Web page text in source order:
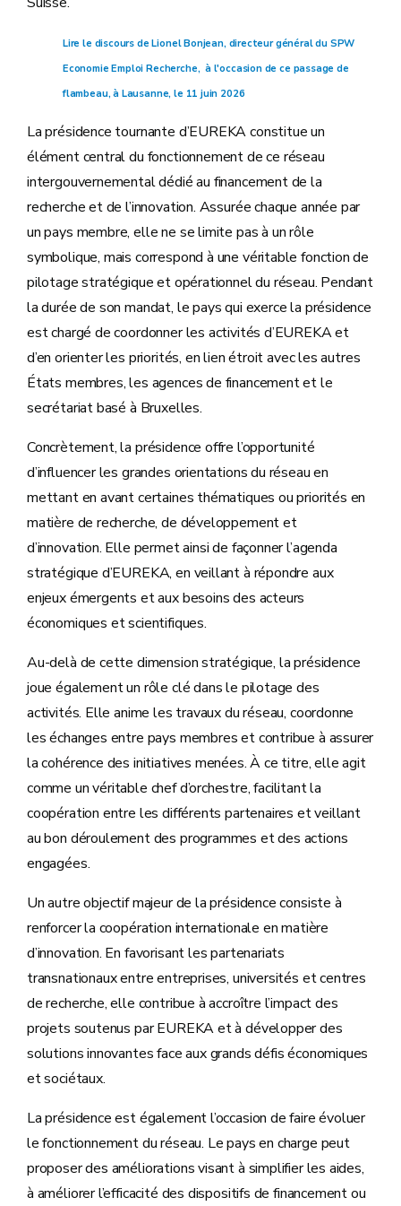
Lire le discours de Lionel Bonjean, directeur général du SPW
Economie Emploi Recherche, à l'occasion de ce passage de
flambeau, à Lausanne, le 11 juin 2026
La présidence tournante d’EUREKA constitue un
élément central du fonctionnement de ce réseau
intergouvernemental dédié au financement de la
recherche et de l’innovation. Assurée chaque année par
un pays membre, elle ne se limite pas à un rôle
symbolique, mais correspond à une véritable fonction de
pilotage stratégique et opérationnel du réseau. Pendant
la durée de son mandat, le pays qui exerce la présidence
est chargé de coordonner les activités d’EUREKA et
d’en orienter les priorités, en lien étroit avec les autres
États membres, les agences de financement et le
secrétariat basé à Bruxelles.
Concrètement, la présidence offre l’opportunité
d’influencer les grandes orientations du réseau en
mettant en avant certaines thématiques ou priorités en
matière de recherche, de développement et
d’innovation. Elle permet ainsi de façonner l’agenda
stratégique d’EUREKA, en veillant à répondre aux
enjeux émergents et aux besoins des acteurs
économiques et scientifiques.
Au-delà de cette dimension stratégique, la présidence
joue également un rôle clé dans le pilotage des
activités. Elle anime les travaux du réseau, coordonne
les échanges entre pays membres et contribue à assurer
la cohérence des initiatives menées. À ce titre, elle agit
comme un véritable chef d’orchestre, facilitant la
coopération entre les différents partenaires et veillant
au bon déroulement des programmes et des actions
engagées.
Un autre objectif majeur de la présidence consiste à
renforcer la coopération internationale en matière
d’innovation. En favorisant les partenariats
transnationaux entre entreprises, universités et centres
de recherche, elle contribue à accroître l’impact des
projets soutenus par EUREKA et à développer des
solutions innovantes face aux grands défis économiques
et sociétaux.
La présidence est également l’occasion de faire évoluer
le fonctionnement du réseau. Le pays en charge peut
proposer des améliorations visant à simplifier les aides,
à améliorer l’efficacité des dispositifs de financement ou